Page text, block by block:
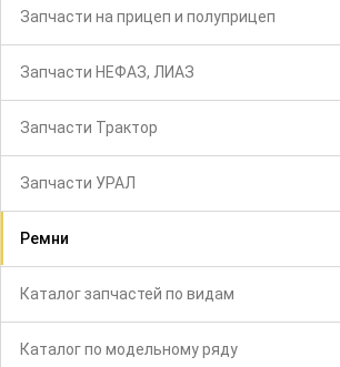
Запчасти на прицеп и полуприцеп
Запчасти НЕФАЗ, ЛИАЗ
Запчасти Трактор
Запчасти УРАЛ
Ремни
Каталог запчастей по видам
Каталог по модельному ряду